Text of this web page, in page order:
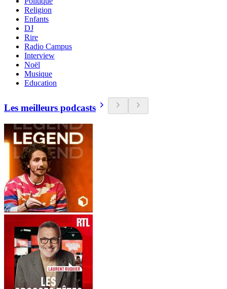
Religion
Enfants
DJ
Rire
Radio Campus
Interview
Noël
Musique
Education
Les meilleurs podcasts